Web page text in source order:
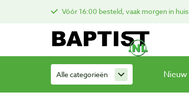
Vóór 16:00 besteld, vaak morgen in huis
Alle categorieën Nieuw